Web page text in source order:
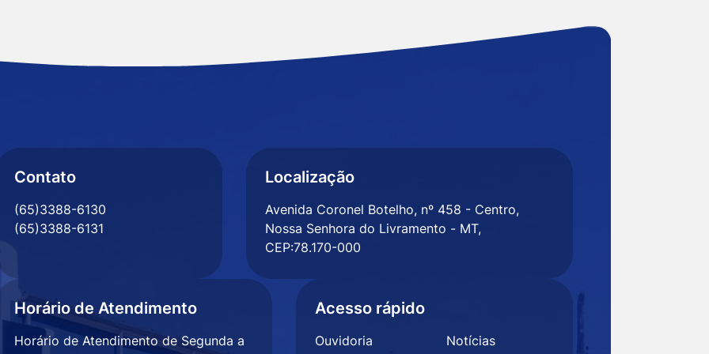
Contato
(65)3388-6130
(65)3388-6131
Localização
Avenida Coronel Botelho, nº 458 - Centro,
Nossa Senhora do Livramento - MT,
CEP:78.170-000
Horário de Atendimento
Horário de Atendimento de Segunda a
Acesso rápido
Ouvidoria
Notícias